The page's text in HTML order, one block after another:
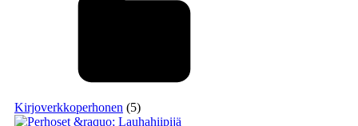
Kirjoverkkoperhonen (5)